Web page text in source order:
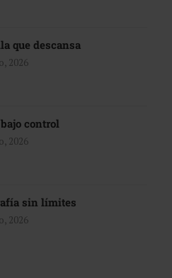
que descansa
2026
control
2026
sin límites
2026